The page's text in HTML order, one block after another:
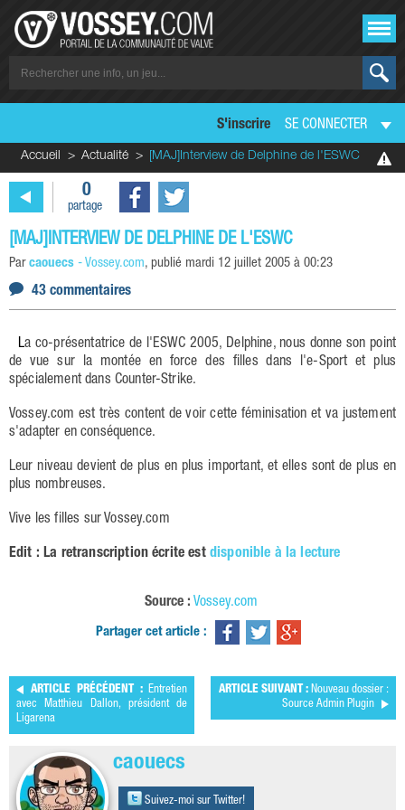
S'inscrire SE CONNECTER
Accueil Actualité [MAJ]Interview de Delphine de l'ESWC
0
partage
[MAJ]INTERVIEW DE DELPHINE DE L'ESWC
Par caouecs - Vossey.com, publié mardi 12 juillet 2005 à 00:23
43 commentaires
La co-présentatrice de l'ESWC 2005, Delphine, nous donne son point
de vue sur la montée en force des filles dans l'e-Sport et plus
spécialement dans Counter-Strike.
Vossey.com est très content de voir cette féminisation et va justement
s'adapter en conséquence.
Leur niveau devient de plus en plus important, et elles sont de plus en
plus nombreuses.
Vive les filles sur Vossey.com
Edit : La retranscription écrite est disponible à la lecture
Source : Vossey.com
Partager cet article :
ARTICLE PRÉCÉDENT :Entretien
avec Matthieu Dallon, président de
Ligarena
ARTICLE SUIVANT : Nouveau dossier :
Source Admin Plugin
caouecs
Suivez-moi sur Twitter!